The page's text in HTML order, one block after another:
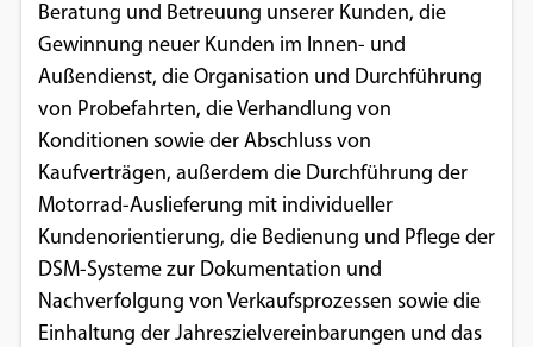
Beratung und Betreuung unserer Kunden, die
Gewinnung neuer Kunden im Innen- und
Außendienst, die Organisation und Durchführung
von Probefahrten, die Verhandlung von
Konditionen sowie der Abschluss von
Kaufverträgen, außerdem die Durchführung der
Motorrad-Auslieferung mit individueller
Kundenorientierung, die Bedienung und Pflege der
DSM-Systeme zur Dokumentation und
Nachverfolgung von Verkaufsprozessen sowie die
Einhaltung der Jahreszielvereinbarungen und das